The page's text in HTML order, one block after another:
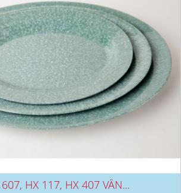
HX 117, HX 407 VÂN...